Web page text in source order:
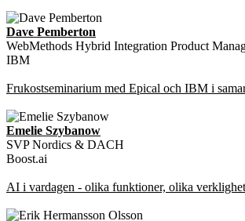
Dave Pemberton
WebMethods Hybrid Integration Product
IBM
Frukostseminarium med Epical och IBM i
Emelie Szybanow
SVP Nordics & DACH
Boost.ai
AI i vardagen - olika funktioner, olika